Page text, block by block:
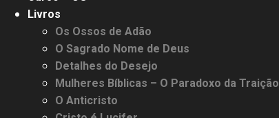
Livros
Os Ossos de Adão
O Sagrado Nome de Deus
Detalhes do Desejo
Mulheres Bíblicas – O Paradoxo da Traição
O Anticristo